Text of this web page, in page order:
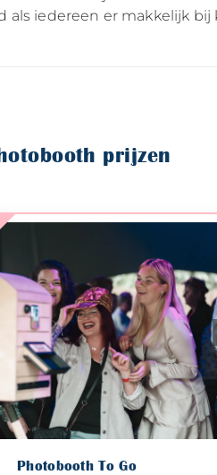
iedereen er makkelijk
prijzen
Photobooth To Go